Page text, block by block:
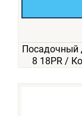
Посадочный
8 18PR /